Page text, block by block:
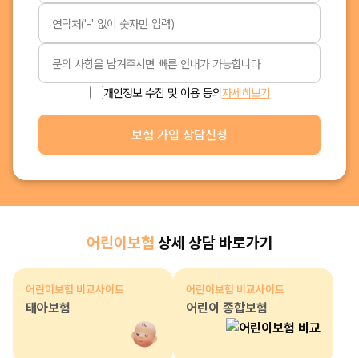
개인정보 수집 및 이용 동의자세히보기
보험 가입 상담신청
어린이보험 상세 상담 바로가기
어린이보험 비교사이트
태아보험
어린이보험 비교사이트
어린이 종합보험